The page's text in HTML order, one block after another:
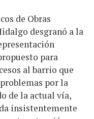
de Obras
desgranó a la
para
al barrio que
por la
de la actual vía,
insistentemente